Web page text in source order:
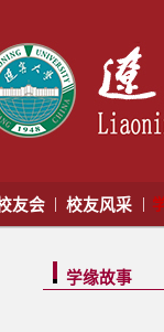
友会 | 校友风采 |
学缘故事